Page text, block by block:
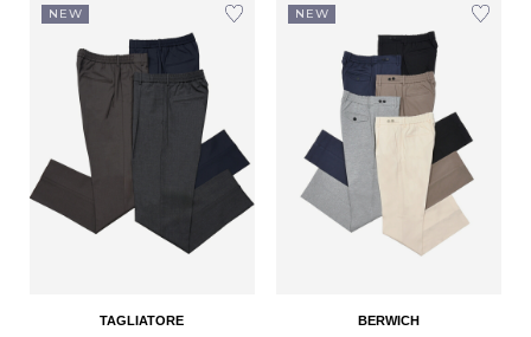
NEW
TAGLIATORE
NEW
BERWICH